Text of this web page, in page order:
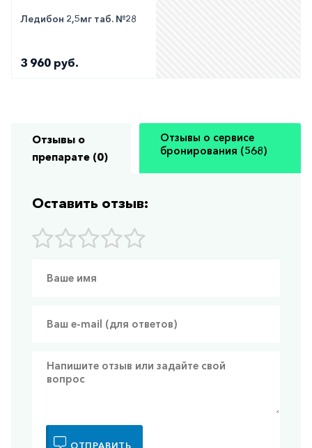
Ледибон 2,5мг таб. №28
3 960 руб.
Отзывы о
препарате (0)
Отзывы о сервисе
бронирования (568)
Оставить отзыв:
ОТПРАВИТЬ